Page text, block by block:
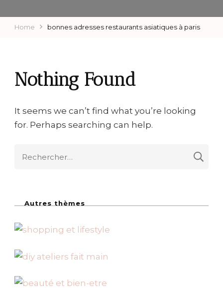
Home bonnes adresses restaurants asiatiques à paris
Nothing Found
It seems we can’t find what you’re looking
for. Perhaps searching can help.
e
r
h
r
Autres thèmes